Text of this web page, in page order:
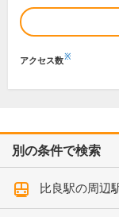
アクセス数※
別の条件で検索
比良駅の周辺